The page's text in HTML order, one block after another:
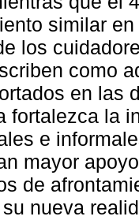
similar
los
como
en las
fortalezca la
e
mayor
de
nueva